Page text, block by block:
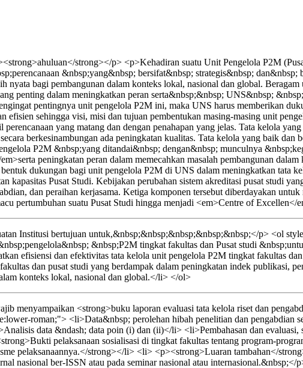
strong></p> <p>Kehadiran suatu Unit Pengelola P2M
&nbsp;yang&nbsp; bersifat&nbsp; strategis&nbsp;
nyata bagi pembangunan dalam konteks lokal, nasional dan global.
penting dalam meningkatkan peran serta&nbsp;&nbsp; UNS&nbsp;
pentingnya unit pengelola P2M ini, maka UNS harus memberikan
efisien sehingga visi, misi dan tujuan pembentukan masing-masing unit
yang matang dan dengan penahapan yang jelas. Tata kelola
berkesinambungan ada peningkatan kualitas. Tata kelola yang baik dan
P2M &nbsp;yang ditandai&nbsp; dengan&nbsp; munculnya
peningkatan peran dalam memecahkan masalah pembangunan
dukungan bagi unit pengelola P2M di UNS dalam meningkatkan tata
kapasitas Pusat Studi. Kebijakan perubahan sistem akreditasi pusat studi
dan peraihan kerjasama. Ketiga komponen tersebut diberdayakan
pertumbuhan suatu Pusat Studi hingga menjadi <em>Centre of
Institusi bertujuan untuk,&nbsp;&nbsp;&nbsp;&nbsp;&nbsp;</p> <ol
&nbsp;P2M tingkat fakultas dan Pusat studi
efisiensi dan efektivitas tata kelola unit pengelola P2M tingkat fakultas
dan pusat studi yang berdampak dalam peningkatan indek publikasi,
konteks lokal, nasional dan global.</li> </ol>
<strong>buku laporan evaluasi tata kelola riset dan
roman;"> <li>Data&nbsp; perolehan hibah penelitian dan pengabdian
data &ndash; data poin (i) dan (ii)</li> <li>Pembahasan dan evaluasi,
pelaksanaan sosialisasi di tingkat fakultas tentang program-
pelaksanaannya.</strong></li> <li> <p><strong>Luaran tambahan</
nasional ber-ISSN atau pada seminar nasional atau